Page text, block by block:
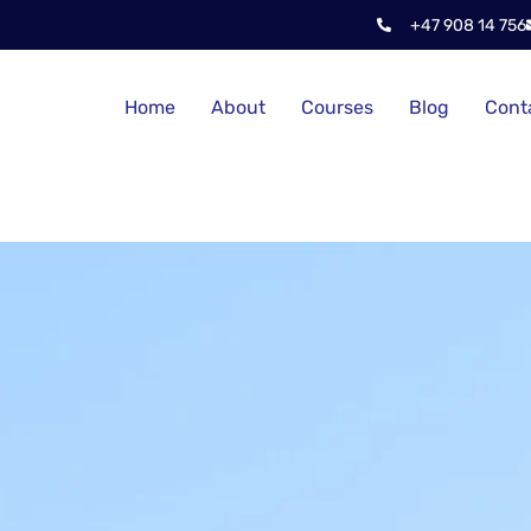
+47 908 14 756
Home About Courses Blog